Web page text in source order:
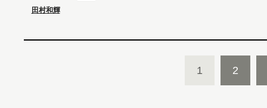
田村和輝
1 2